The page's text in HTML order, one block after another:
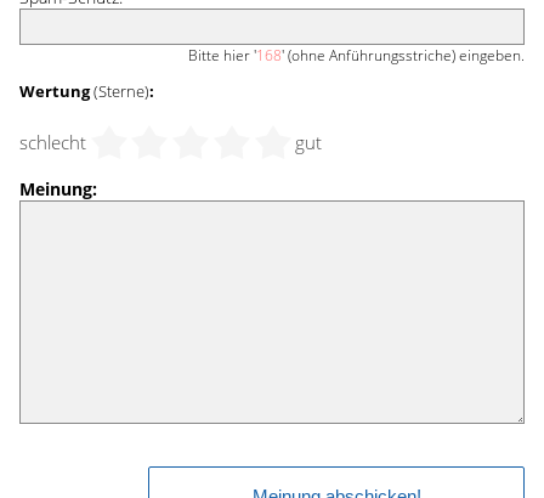
Bitte hier '168' (ohne Anführungsstriche) eingeben.
Wertung(Sterne):
schlecht gut
Meinung: